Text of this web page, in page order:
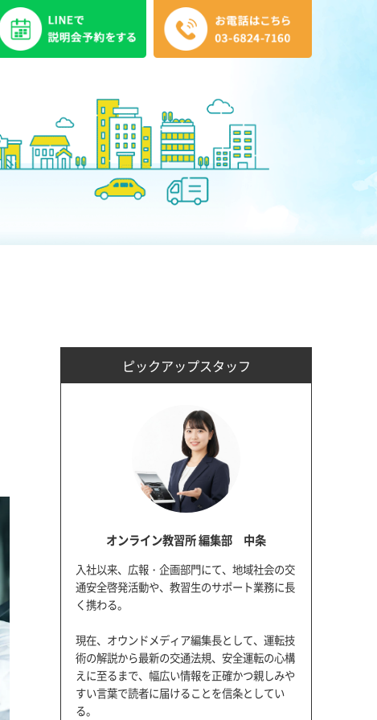
ピックアップスタッフ
オンライン教習所 編集部 中条
入社以来、広報・企画部門にて、地域社会の交
通安全啓発活動や、教習生のサポート業務に長
く携わる。
現在、オウンドメディア編集長として、運転技
術の解説から最新の交通法規、安全運転の心構
えに至るまで、幅広い情報を正確かつ親しみや
すい言葉で読者に届けることを信条としてい
る。